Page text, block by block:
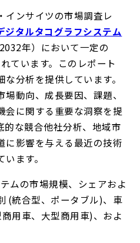
インサイツの市場調査レ
ジタルタコグラフシステム
年）において一定の
ています。このレポート
分析を提供しています。
動向、成長要因、課題、
会に関する重要な洞察を提
的な競合他社分析、地域市
に影響を与える最近の技術
ます。
ムの市場規模、シェアおよ
(統合型、ポータブル)、車
用車、大型商用車)、およ